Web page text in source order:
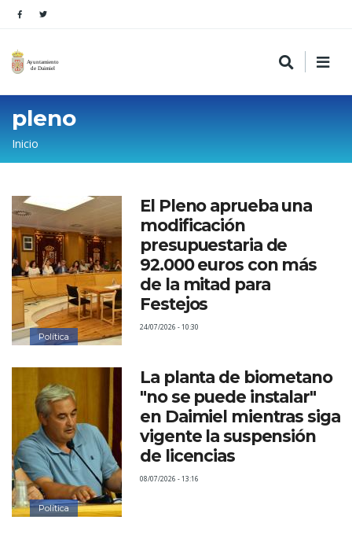
pleno
Sobrescribir
enlaces
de
ayuda
a
la
navegación
Inicio
Política
El Pleno aprueba una
modificación
presupuestaria de
92.000 euros con más
de la mitad para
Festejos
24/07/2026 - 10:30
Política
La planta de biometano
"no se puede instalar"
en Daimiel mientras siga
vigente la suspensión
de licencias
08/07/2026 - 13:16